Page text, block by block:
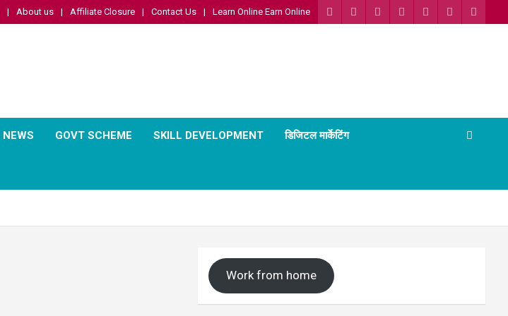
About us Affiliate Closure Contact Us Learn Online Earn Online
NEWS GOVT SCHEME SKILL DEVELOPMENT डिजिटल मार्केटिंग
Work from home